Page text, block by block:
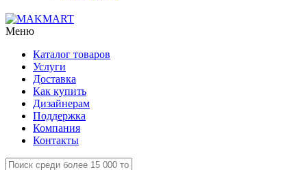
Меню
Каталог товаров
Услуги
Доставка
Как купить
Дизайнерам
Поддержка
Компания
Контакты